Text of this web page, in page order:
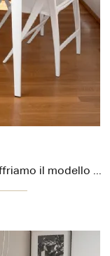
Se vuoi tavoli allungabili moderni, ti offriamo il modello da cucina in melaminico Artic Conselle dell'azienda Connubia.